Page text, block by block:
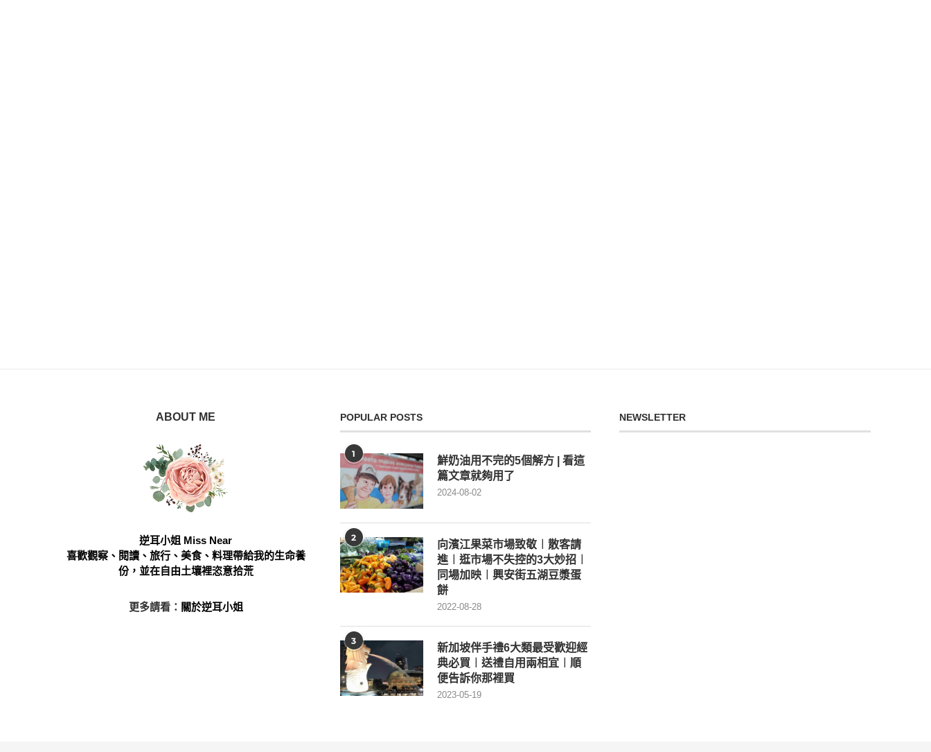
ABOUT ME
逆耳小姐 Miss Near
喜歡觀察、閱讀、旅行、美食、料理帶給我的生命養
份，並在自由土壤裡恣意拾荒
更多請看： 關於逆耳小姐
POPULAR POSTS
1
鮮奶油用不完的5個解方 | 看這
篇文章就夠用了
2024-08-02
2
向濱江果菜市場致敬︱散客請
進︱逛市場不失控的3大妙招︱
同場加映︱興安街五湖豆漿蛋
餅
2022-08-28
3
新加坡伴手禮6大類最受歡迎經
典必買︱送禮自用兩相宜︱順
便告訴你那裡買
2023-05-19
NEWSLETTER